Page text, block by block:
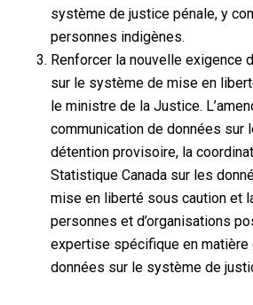
système de justice pénale, y
personnes indigènes.
Renforcer la nouvelle exigence
sur le système de mise en
le ministre de la Justice.
communication de données sur
détention provisoire, la
Statistique Canada sur les
mise en liberté sous caution et
personnes et d’organisations
expertise spécifique en
données sur le système de